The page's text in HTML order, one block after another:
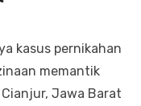
kasus pernikahan
memantik
Jawa Barat